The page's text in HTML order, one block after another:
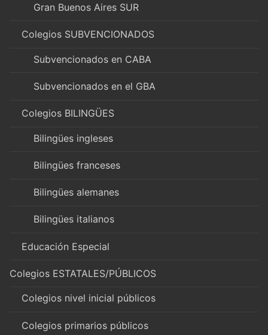
Gran Buenos Aires SUR
Colegios SUBVENCIONADOS
Subvencionados en CABA
Subvencionados en el GBA
Colegios BILINGÜES
Bilingües ingleses
Bilingües franceses
Bilingües alemanes
Bilingües italianos
Educación Especial
Colegios ESTATALES/PÚBLICOS
Colegios nivel inicial públicos
Colegios primarios públicos